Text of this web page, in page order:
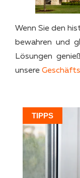
Wenn Sie den
bewahren und
Lösungen
unsere
TIPPS